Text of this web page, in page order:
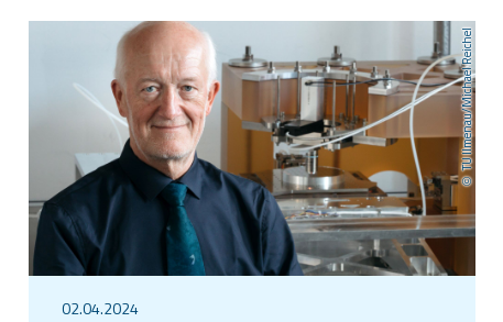
TU Ilmenau/Michael Reichel
02.04.2024